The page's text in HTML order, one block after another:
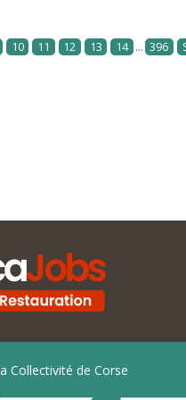
10 11 12 13 14 ... 396
Collectivité de Corse